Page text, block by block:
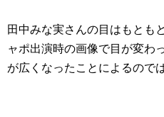
田中みな実さんの目はもとも
ャポ出演時の画像で目が変わ
が広くなったことによるので